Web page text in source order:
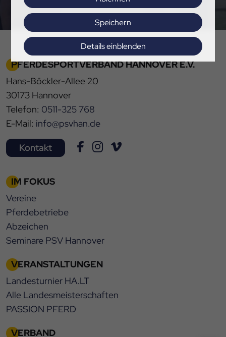
Speichern
Details einblenden
Impressum|Datenschutz
PFERDESPORTVERBAND HANNOVER E.V.
Hans-Böckler-Allee 20
30173 Hannover
Telefon: 0511-325 768
E-Mail: info@psvhan.de
Kontakt
IM FOKUS
Vereine
Pferdebetriebe
Abzeichen
Seminare PSV Hannover
VERANSTALTUNGEN
Landesturnier HA.LT
Alle Landesmeisterschaften
PASSION PFERD
VERBAND